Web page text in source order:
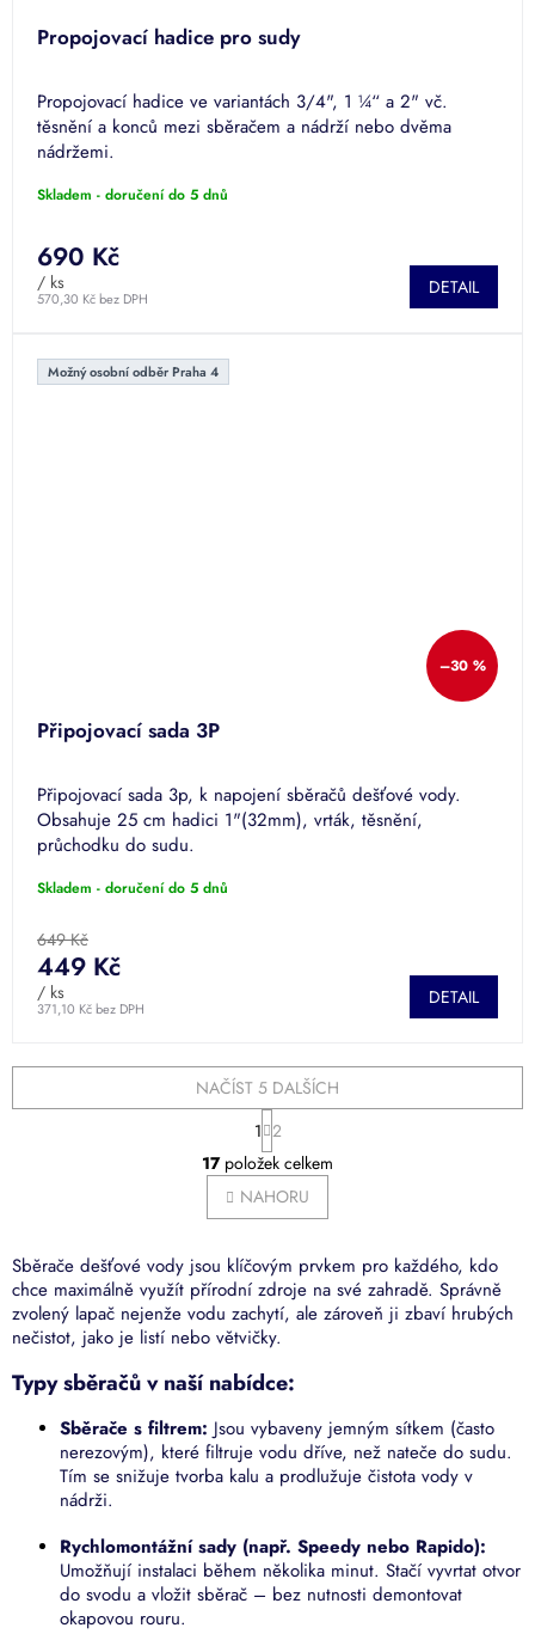
Propojovací hadice pro sudy
Propojovací hadice ve variantách 3/4", 1 ¼“ a 2" vč.
těsnění a konců mezi sběračem a nádrží nebo dvěma
nádržemi.
Skladem - doručení do 5 dnů
570,30 Kč bez DPH
690 Kč
/ ks DETAIL
Možný osobní odběr Praha 4
–30 %
Připojovací sada 3P
Připojovací sada 3p, k napojení sběračů dešťové vody.
Obsahuje 25 cm hadici 1"(32mm), vrták, těsnění,
průchodku do sudu.
Skladem - doručení do 5 dnů
649 Kč
371,10 Kč bez DPH
449 Kč
/ ks DETAIL
O
v
l
á
a
c
í
p
r
v
k
y
v
ý
p
s
u
NAČÍST 5 DALŠÍCH
S
t
r
á
n
k
v
á
n
í
1 2
17položek celkem
NAHORU
Sběrače dešťové vody jsou klíčovým prvkem pro každého, kdo
chce maximálně využít přírodní zdroje na své zahradě. Správně
zvolený lapač nejenže vodu zachytí, ale zároveň ji zbaví hrubých
nečistot, jako je listí nebo větvičky.
Typy sběračů v naší nabídce:
Sběrače s filtrem: Jsou vybaveny jemným sítkem (často
nerezovým), které filtruje vodu dříve, než nateče do sudu.
Tím se snižuje tvorba kalu a prodlužuje čistota vody v
nádrži.
Rychlomontážní sady (např. Speedy nebo Rapido):
Umožňují instalaci během několika minut. Stačí vyvrtat otvor
do svodu a vložit sběrač – bez nutnosti demontovat
okapovou rouru.